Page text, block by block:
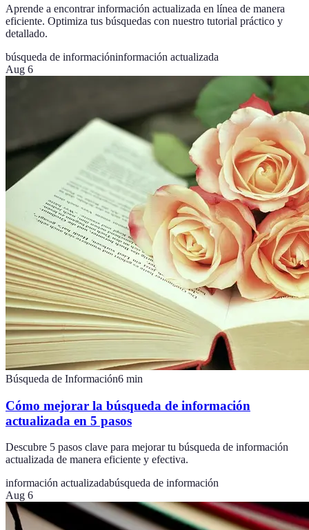
Aprende a encontrar información actualizada en línea de manera
eficiente. Optimiza tus búsquedas con nuestro tutorial práctico y
detallado.
búsqueda de informacióninformación actualizada
Aug 6
Búsqueda de Información6 min
Cómo mejorar la búsqueda de información
actualizada en 5 pasos
Descubre 5 pasos clave para mejorar tu búsqueda de información
actualizada de manera eficiente y efectiva.
información actualizadabúsqueda de información
Aug 6